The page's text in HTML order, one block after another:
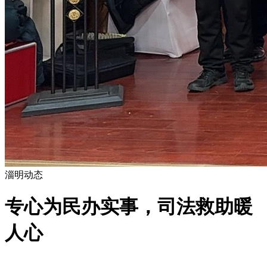
淄明动态
专心为民办实事，司法救助暖
人心